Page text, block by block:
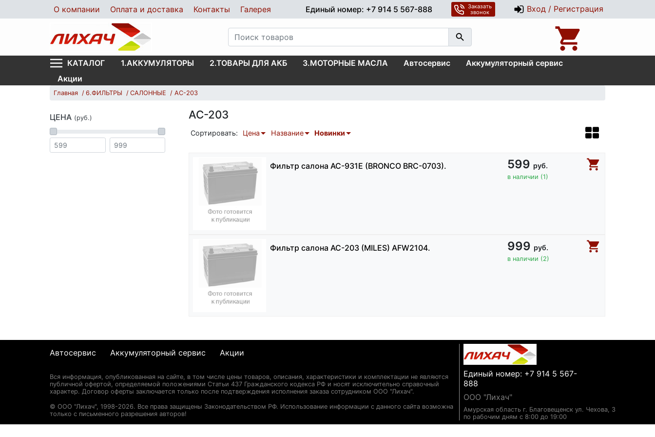
О компании Оплата и доставка Контакты Галерея Единый номер: +7 914 5 567-888
Заказать
звонок
Вход / Регистрация
КАТАЛОГ 1.АККУМУЛЯТОРЫ 2.ТОВАРЫ ДЛЯ АКБ 3.МОТОРНЫЕ МАСЛА Автосервис
Аккумуляторный сервис
Акции
Главная 6.ФИЛЬТРЫ САЛОННЫЕ AC-203
AC-203
Сортировать: Цена Название Новинки
Фильтр салона AC-931E (BRONCO BRC-0703). 599 руб.
в наличии (1)
Фильтр салона AC-203 (MILES) AFW2104. 999 руб.
в наличии (2)
ЦЕНА (руб.)
Единый номер: +7 914 5 567-
888
ООО "Лихач"
Амурская область г. Благовещенск ул. Чехова, 3
по рабочим дням с 8:00 до 19:00
Автосервис Аккумуляторный сервис Акции
Вся информация, опубликованная на сайте, в том числе цены товаров, описания, характеристики и комплектации не являются
публичной офертой, определяемой положениями Статьи 437 Гражданского кодекса РФ и носят исключительно справочный
характер. Договор оферты заключается только после подтверждения исполнения заказа сотрудником ООО "Лихач".
© ООО "Лихач", 1998-2026. Все права защищены Законодательством РФ. Использование информации с данного сайта возможна
только с письменного разрешения авторов!